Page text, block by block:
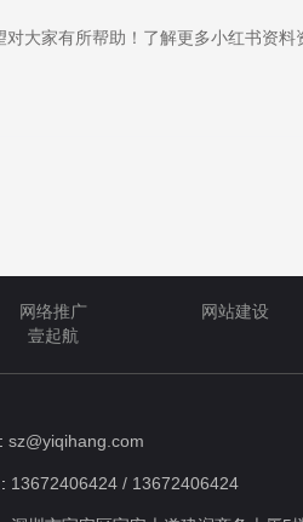
大家有所帮助！了解更多小红书资料
网络推广 网站建设
壹起航
sz@yiqihang.com
13672406424 / 13672406424